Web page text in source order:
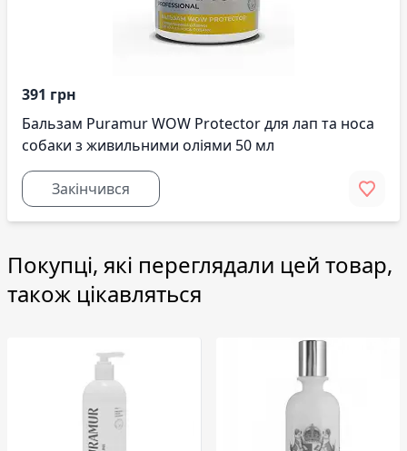
391 грн
Бальзам Puramur WOW Protector для лап та носа
собаки з живильними оліями 50 мл
Закінчився
Покупці, які переглядали цей товар,
також цікавляться